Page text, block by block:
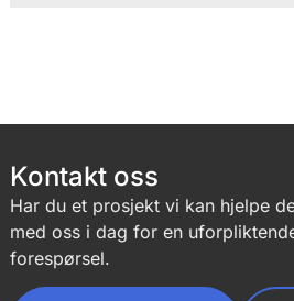
Kontakt oss
Har du et prosjekt vi kan hjelpe
med oss i dag for en
forespørsel.